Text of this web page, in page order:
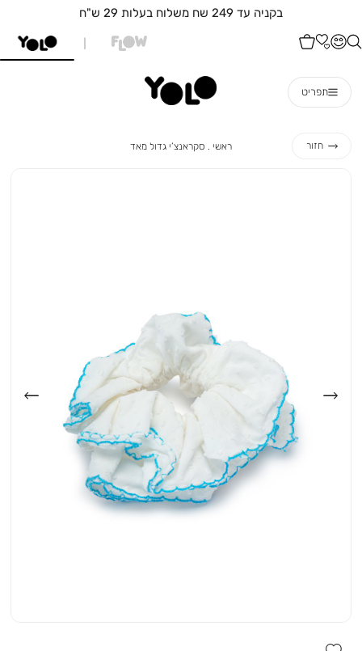
בקניה עד 249 שח משלוח בעלות 29 ש"ח
תפריט
חזור ראשי ראשי
סקראנצ’י גדול מאדסקראנצ’י